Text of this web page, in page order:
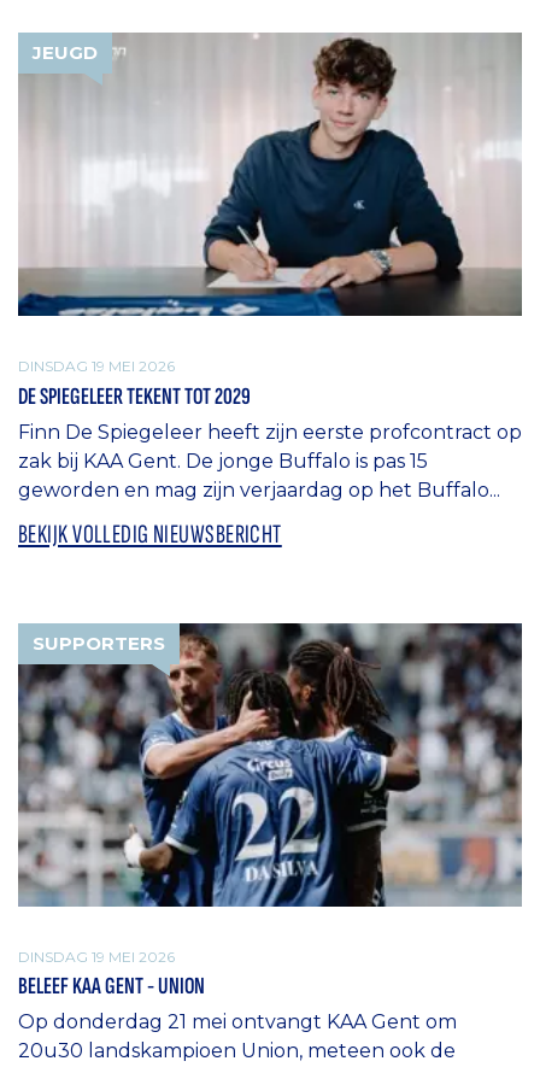
JEUGD
DINSDAG 19 MEI 2026
DE SPIEGELEER TEKENT TOT 2029
Finn De Spiegeleer heeft zijn eerste profcontract op
zak bij KAA Gent. De jonge Buffalo is pas 15
geworden en mag zijn verjaardag op het Buffalo...
BEKIJK VOLLEDIG NIEUWSBERICHT
SUPPORTERS
DINSDAG 19 MEI 2026
BELEEF KAA GENT - UNION
Op donderdag 21 mei ontvangt KAA Gent om
20u30 landskampioen Union, meteen ook de